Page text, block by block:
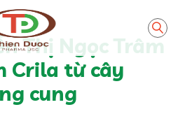
Thị Ngọc Trâm
Crila từ cây
cung